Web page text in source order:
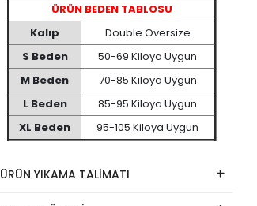
ÜRÜN BEDEN TABLOSU
Kalıp
Double Oversize
S Beden
50-69 Kiloya Uygun
M Beden
70-85 Kiloya Uygun
L Beden
85-95 Kiloya Uygun
XL Beden
95-105 Kiloya Uygun
ÜRÜN YIKAMA TALİMATI